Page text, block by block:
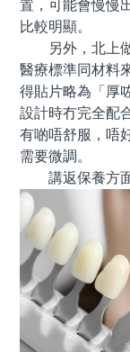
置，可能會慢慢
比較明顯。
另外，北上做
醫療標準同材料
得貼片略為「厚
設計時冇完全配
有啲唔舒服，唔
需要微調。
講返保養方面